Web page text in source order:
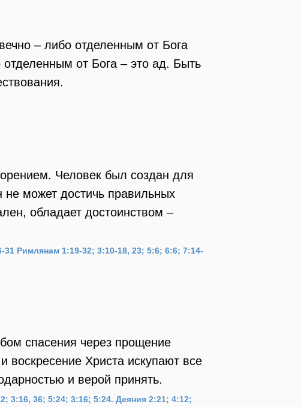
– либо отделенным от Бога
от Бога – это ад. Быть
Человек был создан для
может достичь правильных
обладает достоинством –
31 Римлянам 1:19-32; 3:10-18, 23; 5:6; 6:6; 7:14-
спасения через прощение
воскресение Христа искупают все
и верой принять.
3:16, 36; 5:24; 3:16; 5:24. Деяния 2:21; 4:12;